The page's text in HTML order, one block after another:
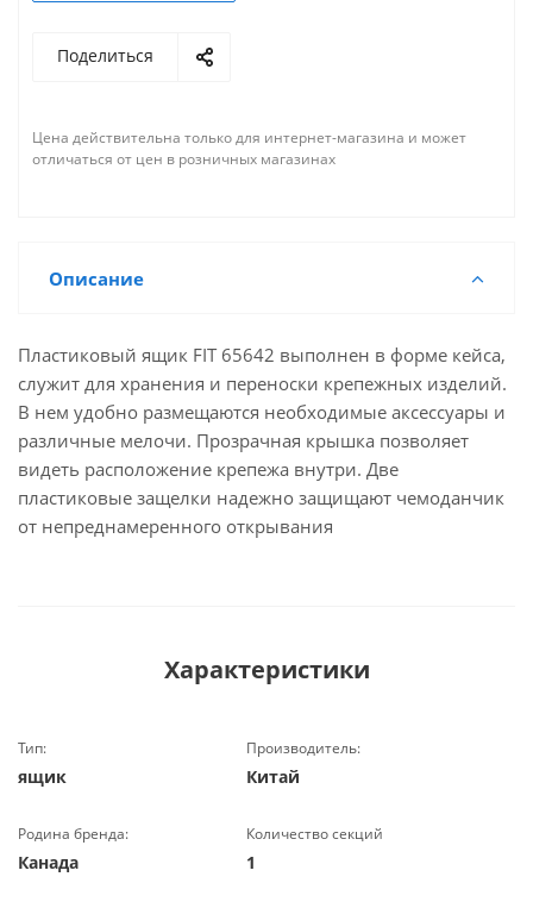
Поделиться
Цена действительна только для интернет-магазина и может
отличаться от цен в розничных магазинах
Описание
Пластиковый ящик FIT 65642 выполнен в форме кейса,
служит для хранения и переноски крепежных изделий.
В нем удобно размещаются необходимые аксессуары и
различные мелочи. Прозрачная крышка позволяет
видеть расположение крепежа внутри. Две
пластиковые защелки надежно защищают чемоданчик
от непреднамеренного открывания
Характеристики
Тип:
ящик
Производитель:
Китай
Родина бренда:
Канада
Количество секций
1